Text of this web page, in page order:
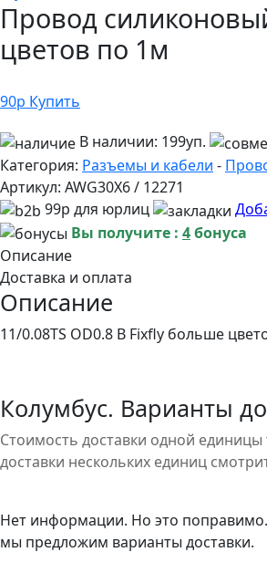
Провод
цветов по 1м
90р Купить
В наличии: 199уп.
Категория: Разъемы и кабели -
Артикул: AWG30X6 / 12271
99р для юрлиц
Вы получите : 4бонуса
Описание
Доставка и оплата
Описание
11/0.08TS OD0.8 В Fixfly больше
Колумбус. Варианты
Стоимость доставки одной
доставки нескольких единиц
Нет информации. Но это
мы предложим варианты доставки.